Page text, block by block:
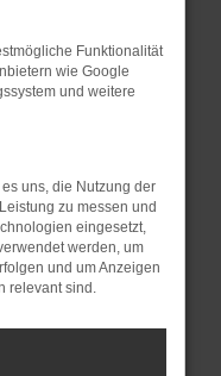
deine
Beispiel deine
Seiten
in einem
privaten
Funktionalität
wie Google
und weitere
uns, die Nutzung der
zu messen und
eingesetzt,
werden, um
und um Anzeigen
relevant sind.